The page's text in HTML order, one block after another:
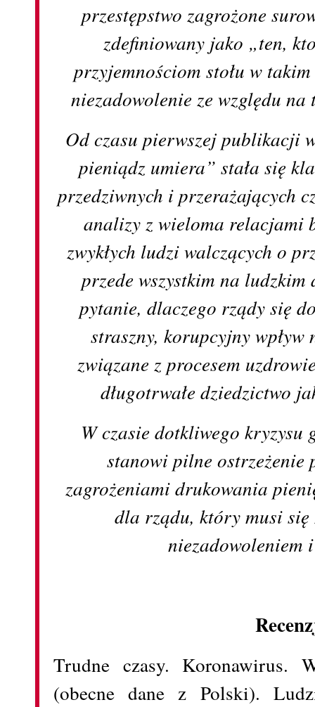
przestępstwo zagrożone
zdefiniowany jako „ten,
przyjemnościom stołu w
niezadowolenie ze względu
Od czasu pierwszej publikacji
pieniądz umiera” stała się
przedziwnych i przerażających
analizy z wieloma relacjami
zwykłych ludzi walczących o
przede wszystkim na
pytanie, dlaczego rządy się
straszny, korupcyjny
związane z procesem
długotrwałe dziedzictwo
W czasie dotkliwego kryzysu
stanowi pilne ostrzeżenie
zagrożeniami drukowania
dla rządu, który musi się
niezadowoleniem
Trudne czasy. Koronawirus.
(obecne dane z Polski).